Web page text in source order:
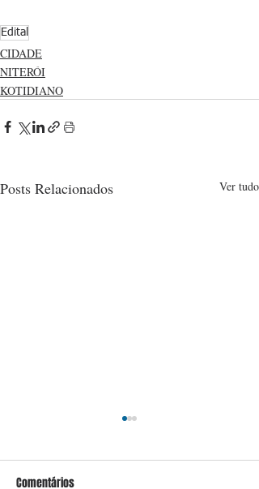
Edital
CIDADE
NITERÓI
KOTIDIANO
Posts Relacionados Ver tudo
Comentários